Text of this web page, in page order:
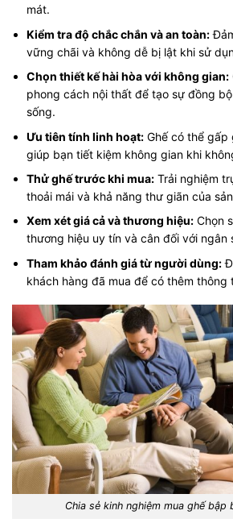
mát.
Kiểm tra độ chắc chắn và an toàn:
vững chãi và không dễ bị lật khi sử
Chọn thiết kế hài hòa với không gian:
phong cách nội thất để tạo sự đồng
sống.
Ưu tiên tính linh hoạt: Ghế có thể gấp
giúp bạn tiết kiệm không gian khi
Thử ghế trước khi mua: Trải nghiệm
thoải mái và khả năng thư giãn của
Xem xét giá cả và thương hiệu: Chọn
thương hiệu uy tín và cân đối với ngân
Tham khảo đánh giá từ người dùng:
khách hàng đã mua để có thêm thông
Chia sẻ kinh nghiệm mua ghế bập